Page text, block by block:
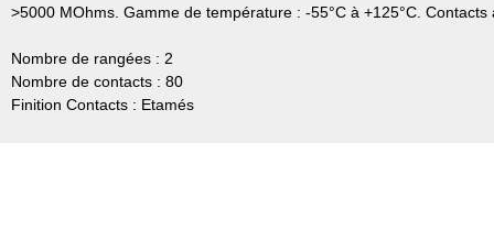
>5000 MOhms. Gamme de température : -55°C à +125°C. Contacts
Nombre de rangées : 2
Nombre de contacts : 80
Finition Contacts : Etamés